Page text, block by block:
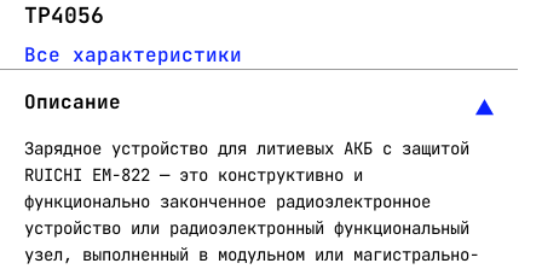
TP4056
Все характеристики
Описание
Зарядное устройство для литиевых АКБ с защитой
RUICHI EM-822 — это конструктивно и
функционально законченное радиоэлектронное
устройство или радиоэлектронный функциональный
узел, выполненный в модульном или магистрально-